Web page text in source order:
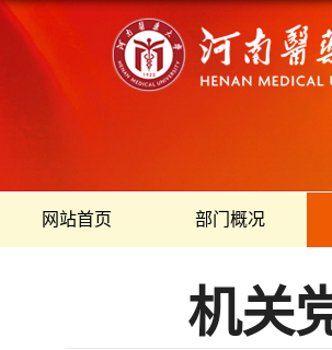
网站首页 部门概况
机关